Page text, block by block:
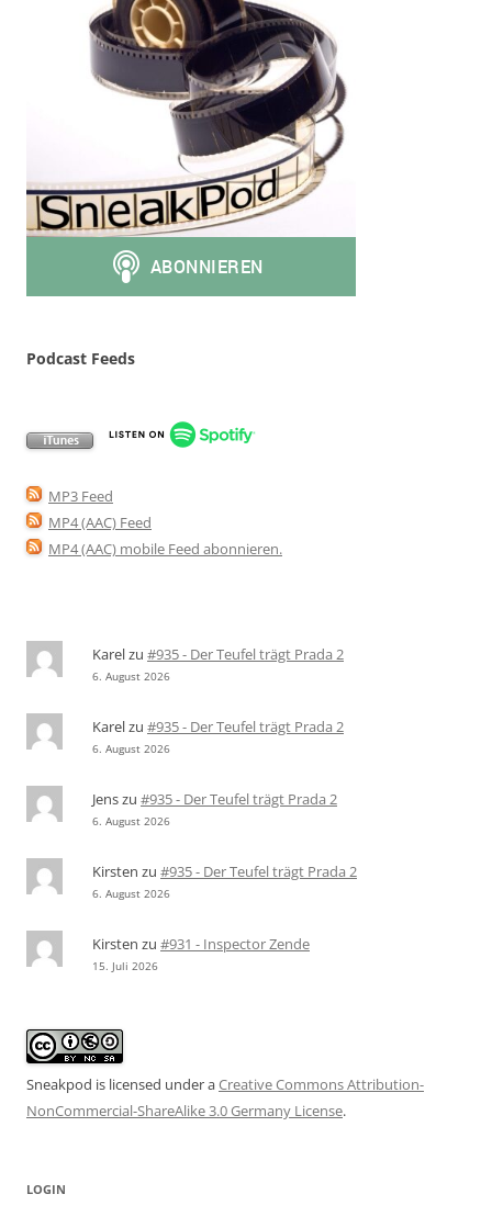
Podcast Feeds
MP3 Feed
MP4 (AAC) Feed
MP4 (AAC) mobile Feed abonnieren.
Karelzu #935 - Der Teufel trägt Prada 2
6. August 2026
Karelzu #935 - Der Teufel trägt Prada 2
6. August 2026
Jenszu #935 - Der Teufel trägt Prada 2
6. August 2026
Kirsten zu #935 - Der Teufel trägt Prada 2
6. August 2026
Kirsten zu #931 - Inspector Zende
15. Juli 2026
Sneakpod is licensed under aCreative Commons Attribution-
NonCommercial-ShareAlike 3.0 Germany License.
LOGIN